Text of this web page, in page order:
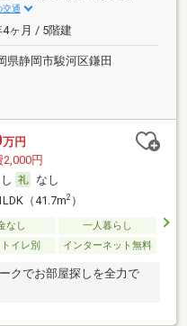
交通
ヶ月 / 5階建
県静岡市駿河区鎌田
万円
円
なし
（41.7m2）
なし
一人暮らし
イレ別 インターネット無料
クでお部屋探しを全力で